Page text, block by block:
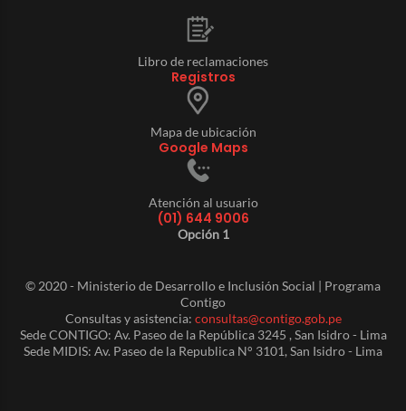
Libro de reclamaciones
Registros
Mapa de ubicación
Google Maps
Atención al usuario
(01) 644 9006
Opción 1
© 2020 - Ministerio de Desarrollo e Inclusión Social | Programa
Contigo
Consultas y asistencia: consultas@contigo.gob.pe
Sede CONTIGO: Av. Paseo de la República 3245 , San Isidro - Lima
Sede MIDIS: Av. Paseo de la Republica N° 3101, San Isidro - Lima